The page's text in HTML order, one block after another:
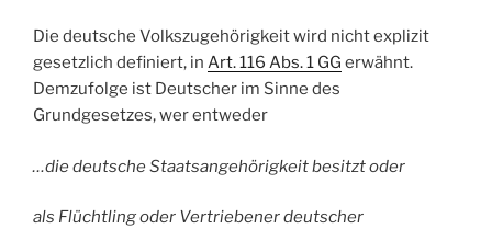
Die deutsche Volkszugehörigkeit wird nicht explizit
gesetzlich definiert, in Art. 116 Abs. 1 GG erwähnt.
Demzufolge ist Deutscher im Sinne des
Grundgesetzes, wer entweder
…die deutsche Staatsangehörigkeit besitzt oder
als Flüchtling oder Vertriebener deutscher